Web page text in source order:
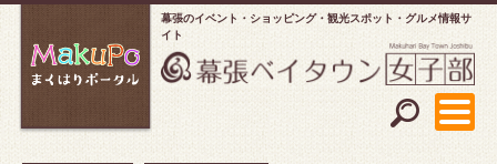
幕張のイベント・ショッピング
観光スポット・グルメ情報サ
イト